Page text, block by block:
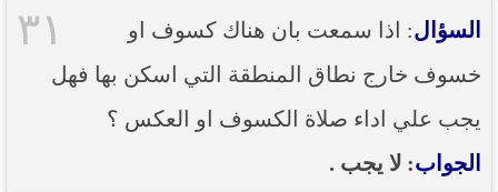
٣١ السؤال: اذا سمعت بان هناك كسوف او
خسوف خارج نطاق المنطقة التي اسكن بها فهل
يجب علي اداء صلاة الكسوف او العكس ؟
الجواب: لا يجب .